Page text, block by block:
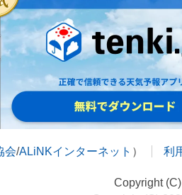
会/ALiNKインターネット ） 利
Copyright